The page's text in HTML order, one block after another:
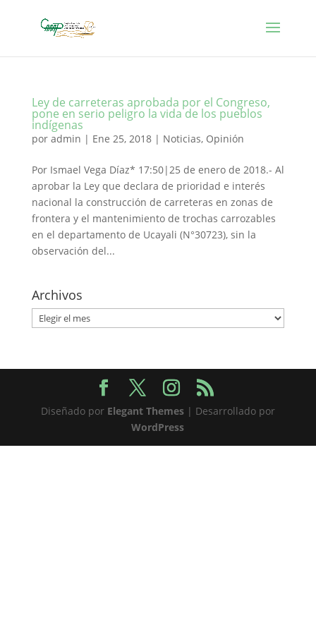
Ley de carreteras aprobada por el Congreso,
pone en serio peligro la vida de los pueblos
indígenas
por admin | Ene 25, 2018| Noticias, Opinión
Por Ismael Vega Díaz* 17:50|25 de enero de 2018.- Al
aprobar la Ley que declara de prioridad e interés
nacional la construcción de carreteras en zonas de
frontera y el mantenimiento de trochas carrozables
en el departamento de Ucayali (N°30723), sin la
observación del...
Archivos
Archivos
Diseñado por Elegant Themes| Desarrollado por
WordPress